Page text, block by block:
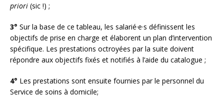
priori (sic !) ;
3° Sur la base de ce tableau, les salarié·e·s définissent les
objectifs de prise en charge et élaborent un plan d’intervention
spécifique. Les prestations octroyées par la suite doivent
répondre aux objectifs fixés et notifiés à l’aide du catalogue ;
4° Les prestations sont ensuite fournies par le personnel du
Service de soins à domicile;